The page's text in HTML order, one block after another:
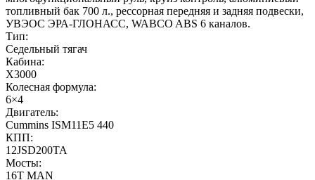
топливный бак 700 л., рессорная передняя и задняя подвески,
УВЭОС ЭРА-ГЛОНАСС, WABCO ABS 6 каналов.
Тип:
Седельный тягач
Кабина:
X3000
Колесная формула:
6×4
Двигатель:
Cummins ISM11E5 440
КПП:
12JSD200TA
Мосты:
16T MAN